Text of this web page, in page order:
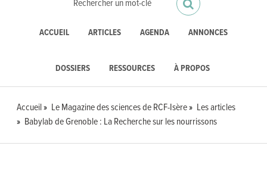
ACCUEIL ARTICLES AGENDA ANNONCES
DOSSIERS RESSOURCES À PROPOS
Accueil Le Magazine des sciences de RCF-Isère
Les articles
Babylab de Grenoble : La Recherche sur les nourrissons